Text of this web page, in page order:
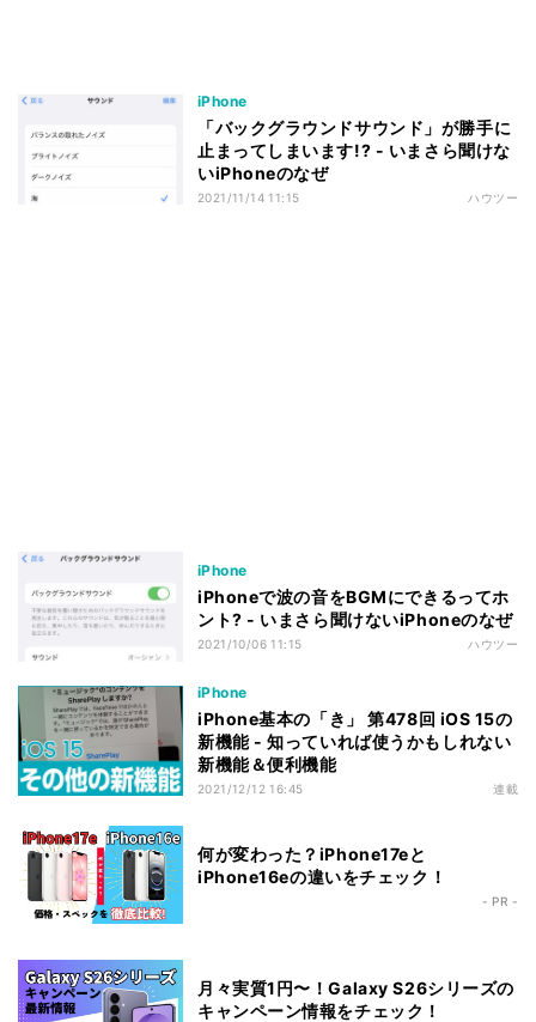
iPhone
「バックグラウンドサウンド」が勝手に
止まってしまいます!? - いまさら聞けな
いiPhoneのなぜ
2021/11/14 11:15 ハウツー
iPhone
iPhoneで波の音をBGMにできるってホ
ント? - いまさら聞けないiPhoneのなぜ
2021/10/06 11:15 ハウツー
iPhone
iPhone基本の「き」 第478回 iOS 15の
新機能 - 知っていれば使うかもしれない
新機能＆便利機能
2021/12/12 16:45 連載
何が変わった？iPhone17eと
iPhone16eの違いをチェック！
- PR -
月々実質1円〜！Galaxy S26シリーズの
キャンペーン情報をチェック！